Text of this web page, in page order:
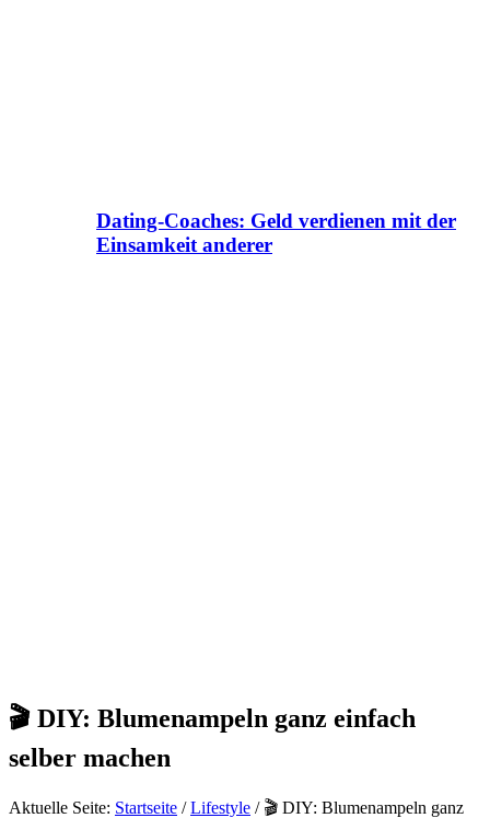
Dating-Coaches: Geld verdienen mit der
Einsamkeit anderer
🎬 DIY: Blumenampeln ganz einfach
selber machen
Aktuelle Seite: Startseite / Lifestyle /🎬 DIY: Blumenampeln ganz